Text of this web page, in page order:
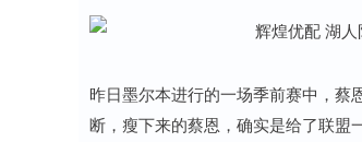
昨日墨尔本进行的一场季前赛中，蔡
断，瘦下来的蔡恩，确实是给了联盟